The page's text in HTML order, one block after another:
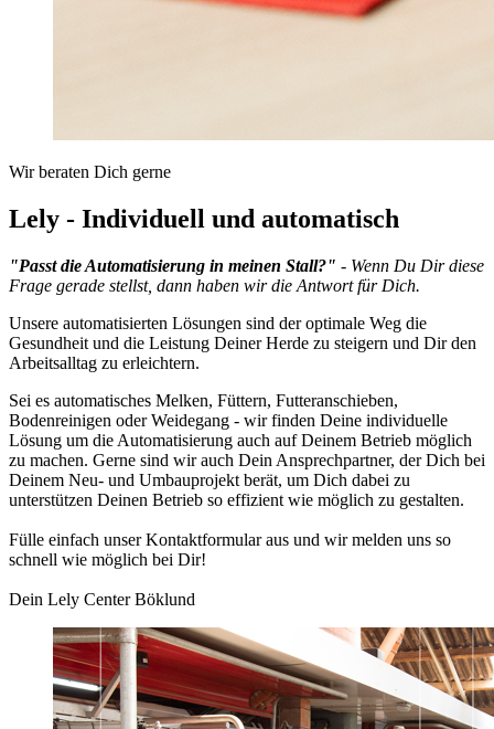
Wir beraten Dich gerne
Lely - Individuell und automatisch
"Passt die Automatisierung in meinen Stall?" - Wenn Du Dir diese
Frage gerade stellst, dann haben wir die Antwort für Dich.
Unsere automatisierten Lösungen sind der optimale Weg die
Gesundheit und die Leistung Deiner Herde zu steigern und Dir den
Arbeitsalltag zu erleichtern.
Sei es automatisches Melken, Füttern, Futteranschieben,
Bodenreinigen oder Weidegang - wir finden Deine individuelle
Lösung um die Automatisierung auch auf Deinem Betrieb möglich
zu machen. Gerne sind wir auch Dein Ansprechpartner, der Dich bei
Deinem Neu- und Umbauprojekt berät, um Dich dabei zu
unterstützen Deinen Betrieb so effizient wie möglich zu gestalten.
Fülle einfach unser Kontaktformular aus und wir melden uns so
schnell wie möglich bei Dir!
Dein Lely Center Böklund